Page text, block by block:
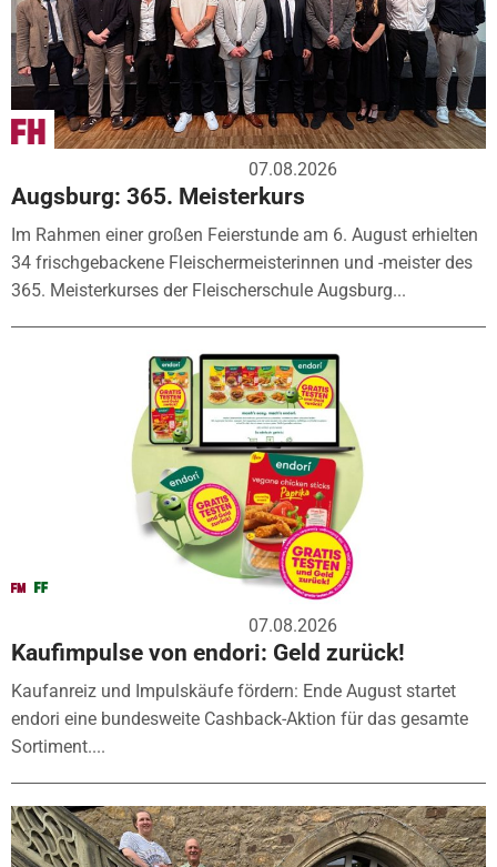
07.08.2026
Augsburg: 365. Meisterkurs
Im Rahmen einer großen Feierstunde am 6. August erhielten
34 frischgebackene Fleischermeisterinnen und -meister des
365. Meisterkurses der Fleischerschule Augsburg...
07.08.2026
Kaufimpulse von endori: Geld zurück!
Kaufanreiz und Impulskäufe fördern: Ende August startet
endori eine bundesweite Cashback-Aktion für das gesamte
Sortiment....